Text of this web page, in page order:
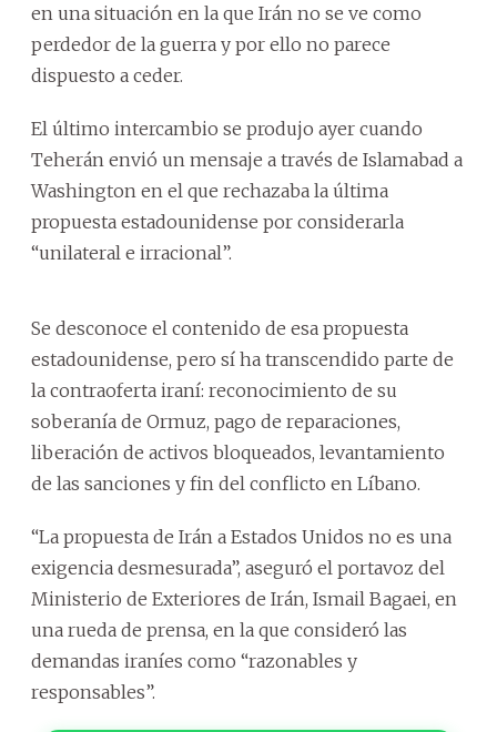
en una situación en la que Irán no se ve como
perdedor de la guerra y por ello no parece
dispuesto a ceder.
El último intercambio se produjo ayer cuando
Teherán envió un mensaje a través de Islamabad a
Washington en el que rechazaba la última
propuesta estadounidense por considerarla
“unilateral e irracional”.
Se desconoce el contenido de esa propuesta
estadounidense, pero sí ha transcendido parte de
la contraoferta iraní: reconocimiento de su
soberanía de Ormuz, pago de reparaciones,
liberación de activos bloqueados, levantamiento
de las sanciones y fin del conflicto en Líbano.
“La propuesta de Irán a Estados Unidos no es una
exigencia desmesurada”, aseguró el portavoz del
Ministerio de Exteriores de Irán, Ismail Bagaei, en
una rueda de prensa, en la que consideró las
demandas iraníes como “razonables y
responsables”.